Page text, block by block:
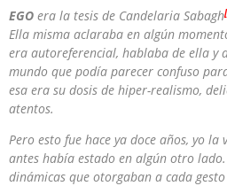
EGO era la tesis de Candelaria Sabagh
Ella misma aclaraba en algún
era autoreferencial, hablaba de ella y
mundo que podía parecer confuso
esa era su dosis de hiper-realismo,
atentos.
Pero esto fue hace ya doce años, yo
antes había estado en algún otro
dinámicas que otorgaban a cada